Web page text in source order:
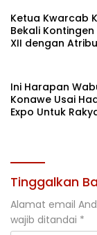
Ketua Kwarcab
Bekali
XII dengan
Ini Harapan
Konawe Usai
Expo Untuk
Tinggalkan
Alamat email
wajib ditandai *